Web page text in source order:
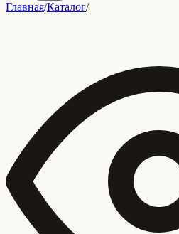
Главная/Каталог/